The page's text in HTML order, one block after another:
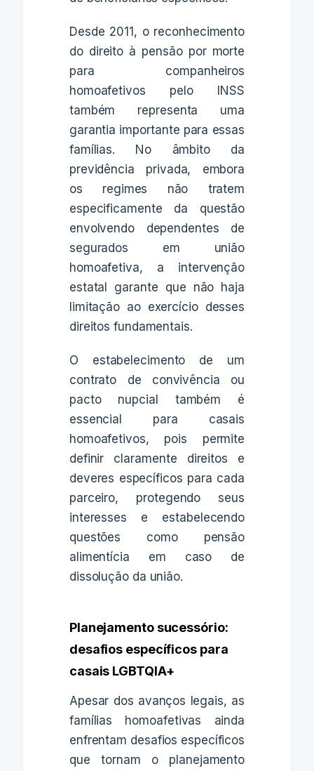
Desde 2011, o reconhecimento
do direito à pensão por morte
para companheiros
homoafetivos pelo INSS
também representa uma
garantia importante para essas
famílias. No âmbito da
previdência privada, embora
os regimes não tratem
especificamente da questão
envolvendo dependentes de
segurados em união
homoafetiva, a intervenção
estatal garante que não haja
limitação ao exercício desses
direitos fundamentais.
O estabelecimento de um
contrato de convivência ou
pacto nupcial também é
essencial para casais
homoafetivos, pois permite
definir claramente direitos e
deveres específicos para cada
parceiro, protegendo seus
interesses e estabelecendo
questões como pensão
alimentícia em caso de
dissolução da união.
Planejamento sucessório:
desafios específicos para
casais LGBTQIA+
Apesar dos avanços legais, as
famílias homoafetivas ainda
enfrentam desafios específicos
que tornam o planejamento